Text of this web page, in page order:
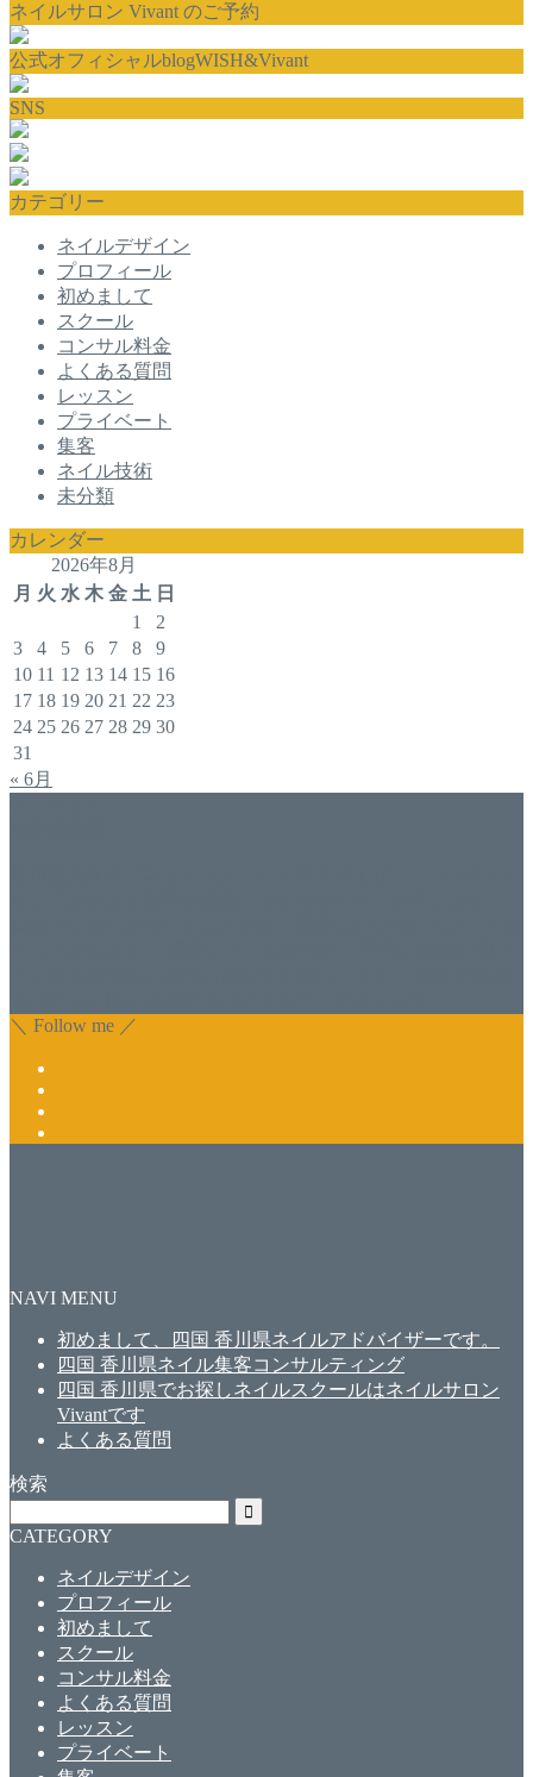
ネイルサロン Vivant のご予約
公式オフィシャルblogWISH&Vivant
SNS
カテゴリー
ネイルデザイン
プロフィール
初めまして
スクール
コンサル料金
よくある質問
レッスン
プライベート
集客
ネイル技術
未分類
カレンダー
2026年8月
月 火 水 木 金 土 日
1
2
3
4 5 6 7 8
9
10 11 12 13 14 15 16
17 18 19 20 21 22 23
24 25 26 27 28 29 30
31
« 6月
＼ Follow me ／
NAVI MENU
初めまして、四国 香川県ネイルアドバイザーです。
四国 香川県ネイル集客コンサルティング
四国 香川県でお探しネイルスクールはネイルサロン
Vivantです
よくある質問
検索
CATEGORY
ネイルデザイン
プロフィール
初めまして
スクール
コンサル料金
よくある質問
レッスン
プライベート